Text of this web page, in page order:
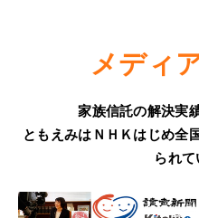
お問い合わせ/予約
ともえみが選ばれる理由
メディア掲載情報
無料
メディ
家族信託の解決実
ともえみはＮＨＫはじめ全
られて